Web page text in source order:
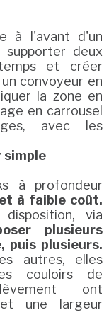
à l'avant d'un
deux
et créer
convoyeur en
la zone en
en carrousel
avec les
simple
à profondeur
à faible coût.
via
plusieurs
puis plusieurs.
autres, elles
couloirs de
ont
une largeur